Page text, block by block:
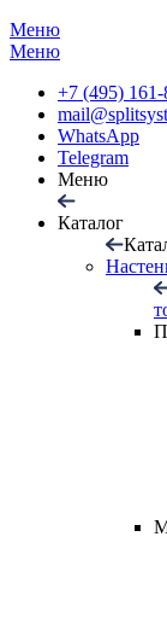
Меню
Меню
+7 (495) 161-
WhatsApp
Telegram
Меню
Каталог